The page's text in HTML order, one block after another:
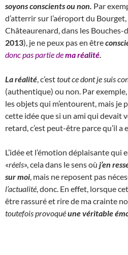
soyons conscients ou non. Par
d’atterrir sur l’aéroport du
Châteaurenard, dans les Bouches-
2013), je ne peux pas en être
donc pas partie dema réalité
La réalité , c’esttout ce dont je suis
(authentique) ou non. Par
les objets qui m’entourent, mais je
cette idée que si un ami qui devait
retard, c’est peut-être parce qu’il a
L’idée et l’émotion déplaisante qui
«réels», cela dans le sens où j’en
sur moi , mais ne reposent pas
l’actualité , donc. En effet, lorsque
être rassuré et rire de ma crainte
toutefois provoquéunevéritable